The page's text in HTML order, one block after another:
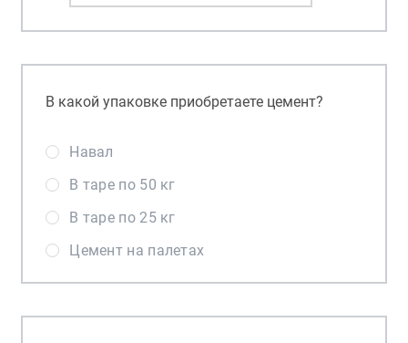
В какой упаковке приобретаете цемент?
Навал
В таре по 50 кг
В таре по 25 кг
Цемент на палетах